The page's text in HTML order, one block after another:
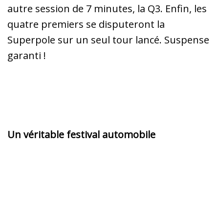
autre session de 7 minutes, la Q3. Enfin, les
quatre premiers se disputeront la
Superpole sur un seul tour lancé. Suspense
garanti !
Un véritable festival automobile